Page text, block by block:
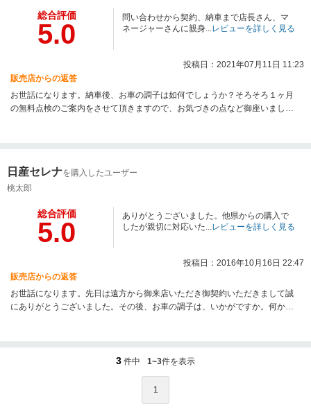
総合評価
5.0
問い合わせから契約、納車まで店長さん、マ
ネージャーさんに親身...レビューを詳しく見る
投稿日：2021年07月11日 11:23
販売店からの返答
お世話になります。納車後、お車の調子は如何でしょうか？そろそろ１ヶ月
の無料点検のご案内をさせて頂きますので、お気づきの点など御座いました
日産セレナを購入したユーザー
桃太郎
総合評価
5.0
ありがとうございました。他県からの購入で
したが親切に対応いた...レビューを詳しく見る
投稿日：2016年10月16日 22:47
販売店からの返答
お世話になります。先日は遠方から御来店いただき御契約いただきまして誠
にありがとうございました。その後、お車の調子は、いかがですか。何か、
3 件中 1~3件を表示
1